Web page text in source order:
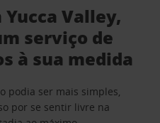
Valley,
serviço de
à sua medida
podia ser mais simples,
por se sentir livre na